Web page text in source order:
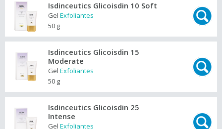
Isdinceutics Glicoisdin 10 Soft
Gel Exfoliantes
50 g
Isdinceutics Glicoisdin 15
Moderate
Gel Exfoliantes
50 g
Isdinceutics Glicoisdin 25
Intense
Gel Exfoliantes